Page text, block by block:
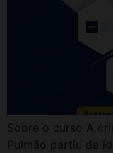
Sobre o curso A
Pulmão partiu da